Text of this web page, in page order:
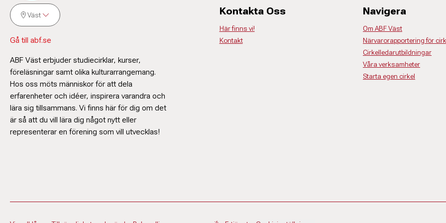
Väst
Gå till abf.se
ABF Väst erbjuder studiecirklar, kurser,
föreläsningar samt olika kulturarrangemang.
Hos oss möts människor för att dela
erfarenheter och idéer, inspirera varandra och
lära sig tillsammans. Vi finns här för dig om det
är så att du vill lära dig något nytt eller
representerar en förening som vill utvecklas!
Kontakta Oss
Här finns vi!
Kontakt
Navigera
Om ABF Väst
Närvarorapportering för
Cirkelledarutbildningar
Våra verksamheter
Starta egen cirkel